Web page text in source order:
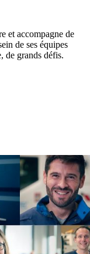
et accompagne de
de ses équipes
de grands défis.